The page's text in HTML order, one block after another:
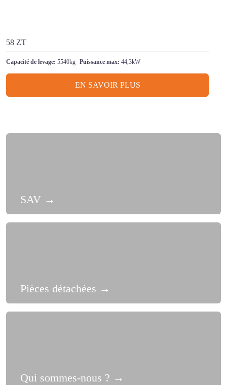
58 ZT
Capacité de levage: 5540kg Puissance max: 44,3kW
EN SAVOIR PLUS
SAV →
Pièces détachées →
Qui sommes-nous ? →